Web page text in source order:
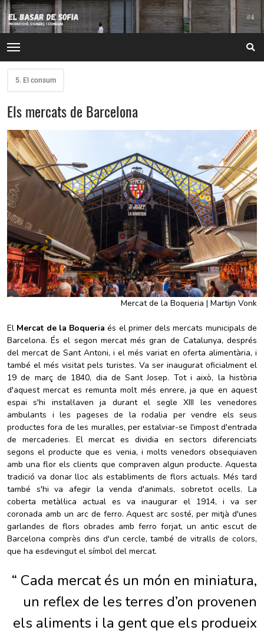
5. El consum
Els mercats de Barcelona
Mercat de la Boqueria | Martijn Vonk
El Mercat de la Boqueria és el primer dels mercats municipals de
Barcelona. És el segon mercat més gran de Catalunya, després
del mercat de Sant Antoni, i el més variat en oferta alimentària, i
també el més visitat pels turistes. Va ser inaugurat oficialment el
19 de març de 1840, dia de Sant Josep. Tot i això, la història
d'aquest mercat es remunta molt més enrere, ja que en aquest
espai s'hi instal·laven ja durant el segle XIII les venedores
ambulants i les pageses de la rodalia per vendre els seus
productes fora de les muralles, per estalviar-se l'impost d'entrada
de mercaderies. El mercat es dividia en sectors diferenciats
segons el producte que es venia, i molts venedors obsequiaven
amb una flor els clients que compraven algun producte. Aquesta
tradició va donar lloc als establiments de flors actuals. Més tard
també s'hi va afegir la venda d'animals, sobretot ocells. La
coberta metàl·lica actual es va inaugurar el 1914, i va ser
coronada amb un arc de ferro. Aquest arc sosté, per mitjà d'unes
garlandes de flors obrades amb ferro forjat, un antic escut de
Barcelona comprès dins d'un cercle, també de vitralls de colors,
que ha esdevingut el símbol del mercat.
“ Cada mercat és un món en miniatura,
un reflex de les terres d’on provenen
els aliments i la gent que els produeix